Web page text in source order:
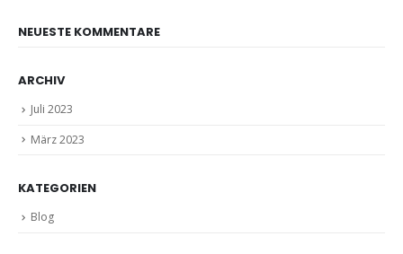
NEUESTE KOMMENTARE
ARCHIV
Juli 2023
März 2023
KATEGORIEN
Blog